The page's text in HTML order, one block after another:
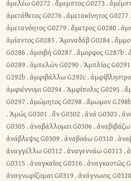
ἀμελέω G0272 .ἄμεμπτος G0273 .
ἀμετάθετος G0276.ἀμετακίνητος G0277.
ἀμετανόητος G0279.ἄμετρος G0280.
ἀμίαντος G0283 .Ἀμιναδάβ G0284 .
G0286.ἀμοιβή G0287.ἄμορφος G287b.
G0289.ἀμπελών G0290.Ἀμπλίας G0291
G292b.ἀμφιβάλλω G292c.
ἀμφιέννυμι G0294 .Ἀμφίπολις G0295 .
G0297.ἀμώμητος G0298.ἄμωμον G298b
.Ἀμώς G0301 .ἄν G0302 .ἀνά G0303 .
G0305 .ἀναβάλλομαι G0306.
ἀνάβλεψις G0309.ἀναβοάω G0310.
ἀναγγέλλω G0312 .ἀναγεννάω G0313 .
G0315 .ἀναγκαῖος G0316.ἀναγκαστῶς
ἀναγνωρίζομαι G0319.ἀνάγνωσις G0320